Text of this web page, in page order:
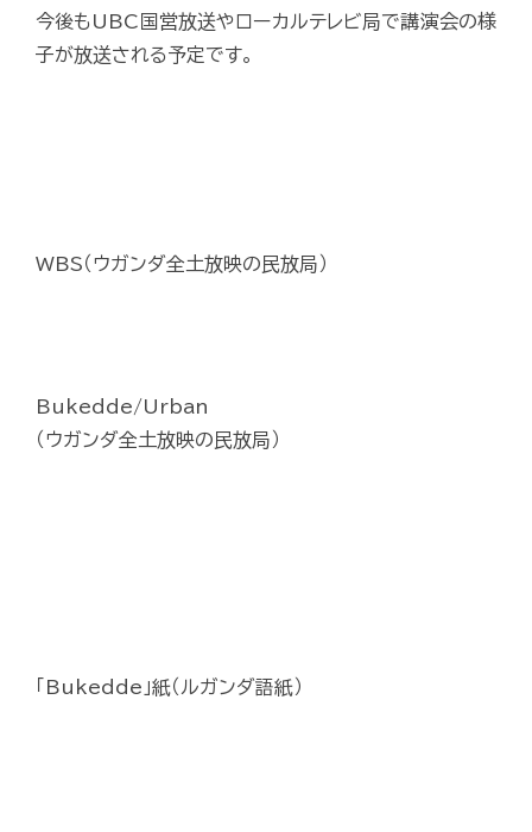
今後もUBC国営放送やローカルテレビ局で講演会の様
子が放送される予定です。
WBS（ウガンダ全土放映の民放局）
Bukedde/Urban
（ウガンダ全土放映の民放局）
「Bukedde」紙（ルガンダ語紙）